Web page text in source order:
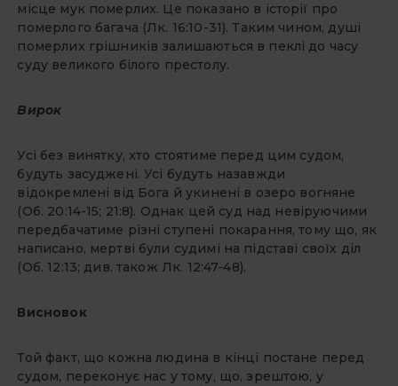
місце мук померлих. Це показано в історії про
померлого багача (Лк. 16:10-31). Таким чином, душі
померлих грішників залишаються в пеклі до часу
суду великого білого престолу.
Вирок
Усі без винятку, хто стоятиме перед цим судом,
будуть засуджені. Усі будуть назавжди
відокремлені від Бога й укинені в озеро вогняне
(Об. 20:14-15; 21:8). Однак цей суд над невіруючими
передбачатиме різні ступені покарання, тому що, як
написано, мертві були судимі на підставі своїх діл
(Об. 12:13; див. також Лк. 12:47-48).
Висновок
Той факт, що кожна людина в кінці постане перед
судом, переконує нас у тому, що, зрештою, у